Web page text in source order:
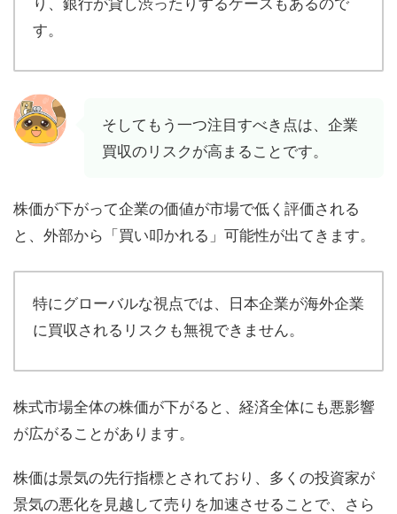
り、銀行が貸し渋ったりするケースもあるので
す。
そしてもう一つ注目すべき点は、企業
買収のリスクが高まることです。
株価が下がって企業の価値が市場で低く評価される
と、外部から「買い叩かれる」可能性が出てきます。
特にグローバルな視点では、日本企業が海外企業
に買収されるリスクも無視できません。
株式市場全体の株価が下がると、経済全体にも悪影響
が広がることがあります。
株価は景気の先行指標とされており、多くの投資家が
景気の悪化を見越して売りを加速させることで、さら